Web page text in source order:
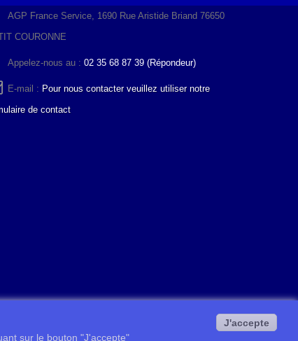
AGP France Service, 1690 Rue Aristide Briand 76650
COURONNE
Appelez-nous au : 02 35 68 87 39 (Répondeur)
E-mail : Pour nous contacter veuillez utiliser notre
de contact
sur le bouton "J'accepte"
J'accepte